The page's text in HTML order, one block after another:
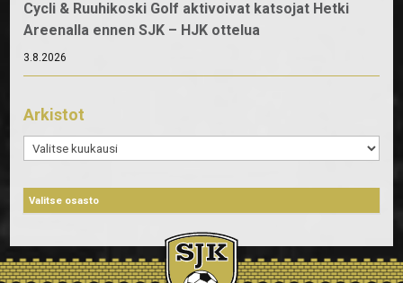
Cycli & Ruuhikoski Golf aktivoivat katsojat Hetki
Areenalla ennen SJK – HJK ottelua
3.8.2026
Arkistot
Arkistot